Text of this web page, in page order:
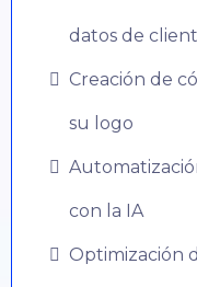
datos de
Creación de
su logo
con la IA
Optimización